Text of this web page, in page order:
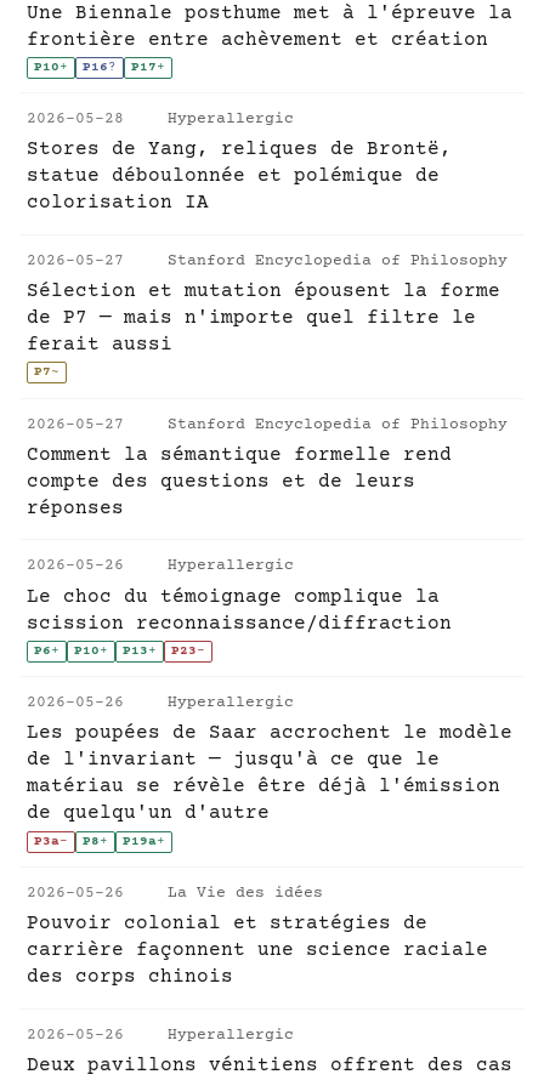
Une Biennale posthume met à l'épreuve la
frontière entre achèvement et création
P10+ P16? P17+
2026-05-28 Hyperallergic
Stores de Yang, reliques de Brontë,
statue déboulonnée et polémique de
colorisation IA
2026-05-27 Stanford Encyclopedia of Philosophy
Sélection et mutation épousent la forme
de P7 — mais n'importe quel filtre le
ferait aussi
P7~
2026-05-27 Stanford Encyclopedia of Philosophy
Comment la sémantique formelle rend
compte des questions et de leurs
réponses
2026-05-26 Hyperallergic
Le choc du témoignage complique la
scission reconnaissance/diffraction
P6+ P10+ P13+ P23-
2026-05-26 Hyperallergic
Les poupées de Saar accrochent le modèle
de l'invariant — jusqu'à ce que le
matériau se révèle être déjà l'émission
de quelqu'un d'autre
P3a- P8+ P19a+
2026-05-26 La Vie des idées
Pouvoir colonial et stratégies de
carrière façonnent une science raciale
des corps chinois
2026-05-26 Hyperallergic
Deux pavillons vénitiens offrent des cas